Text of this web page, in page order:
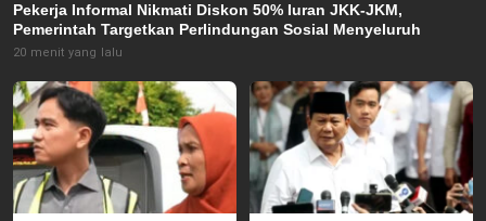
Pekerja Informal Nikmati Diskon 50% Iuran JKK-JKM,
Pemerintah Targetkan Perlindungan Sosial Menyeluruh
20 menit yang lalu